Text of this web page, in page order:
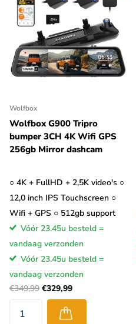
Wolfbox
Wolfbox G900 Tripro
bumper 3CH 4K Wifi GPS
256gb Mirror dashcam
○ 4K + FullHD + 2,5K video's ○
12,0 inch IPS Touchscreen ○
Wifi + GPS ○ 512gb support
Vóór 23.45u besteld =
vandaag verzonden
Vóór 23.45u besteld =
vandaag verzonden
€349,99 €329,99